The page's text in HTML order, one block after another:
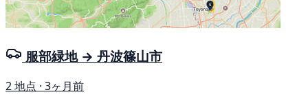
服部緑地 → 丹波篠山市
2 地点 · 3ヶ月前